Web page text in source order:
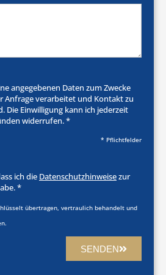
angegebenen Daten zum Zwecke
Anfrage verarbeitet und Kontakt zu
Die Einwilligung kann ich jederzeit
widerrufen. *
* Pflichtfelder
ich die Datenschutzhinweisezur
*
übertragen, vertraulich behandelt und
SENDEN